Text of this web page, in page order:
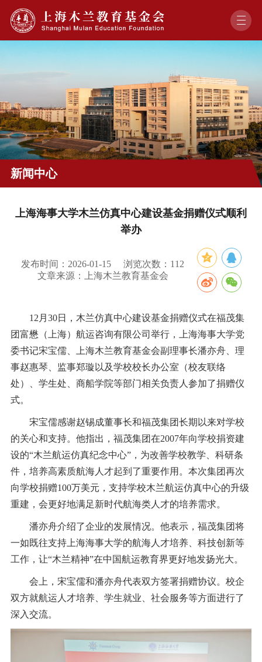
新闻中心
上海海事大学木兰仿真中心建设基金捐赠仪式顺利
举办
发布时间：2026-01-15 浏览次数： 112
文章来源：上海木兰教育基金会
12月30日，木兰仿真中心建设基金捐赠仪式在福茂集
团富懋（上海）航运咨询有限公司举行，上海海事大学党
委书记宋宝儒、上海木兰教育基金会副理事长潘亦舟、理
事赵惠琴、监事郑璇以及学校校长办公室（校友联络
处）、学生处、商船学院等部门相关负责人参加了捐赠仪
式。
宋宝儒感谢赵锡成董事长和福茂集团长期以来对学校
的关心和支持。他指出，福茂集团在2007年向学校捐资建
设的“木兰航运仿真纪念中心”，为改善学校教学、科研条
件，培养高素质航海人才起到了重要作用。本次集团再次
向学校捐赠100万美元，支持学校木兰航运仿真中心的升级
重建，会更好地满足新时代航海类人才的培养需求。
潘亦舟介绍了企业的发展情况。他表示，福茂集团将
一如既往支持上海海事大学的航海人才培养、科技创新等
工作，让“木兰精神”在中国航运教育界更好地发扬光大。
会上，宋宝儒和潘亦舟代表双方签署捐赠协议。校企
双方就航运人才培养、学生就业、社会服务等方面进行了
深入交流。